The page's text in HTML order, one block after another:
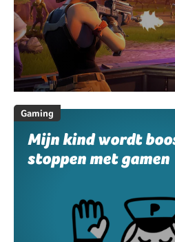
Gaming
Mijn kind wordt
stoppen met gamen